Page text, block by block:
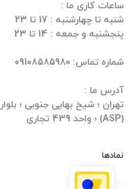
تهران ؛ شیخ بهایی جنوبی ؛
(ASP) ؛ واحد 439 تجاری
نمادها